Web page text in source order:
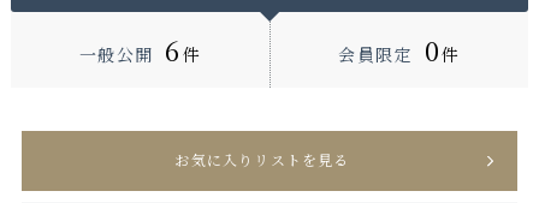
一般公開 6 件 会員限定 0件
お気に入りリストを見る